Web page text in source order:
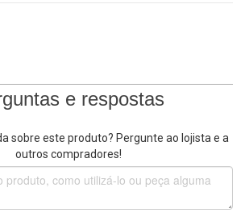
e respostas
sobre este produto? Pergunte ao lojista e a
outros compradores!